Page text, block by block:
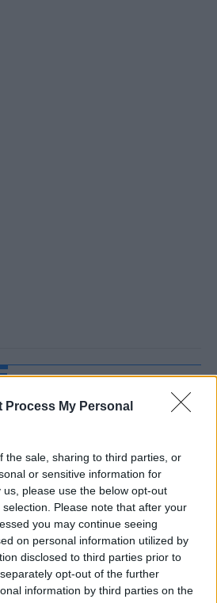
Process My Personal
the sale, sharing to third parties, or
or sensitive information for
please use the below opt-out
Please note that after your
you may continue seeing
on personal information utilized by
disclosed to third parties prior to
opt-out of the further
information by third parties on the
Σέρρες: Βίντεο‑ντοκουμέντο
από το τροχαίο δυστύχημα ‑
Βγήκε στο αντίθετο ρεύμα το ΙΧ
ΠΡΙΝ 11 ΏΡΕΣ
Το ΙΧ βγήκε από το δρόμο, «καβάλησε» τη
διπλή διαχωριστική και συγκρούστηκε
πλαγιομετωπικά με το φορτηγό, με
αποτέλεσμα τον θανάσιμο τραυματισμό
των επιβατών